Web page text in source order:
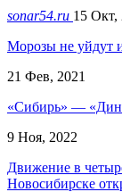
sonar54.ru 15 Окт,
Морозы не уйдут
21 Фев, 2021
«Сибирь» —
9 Ноя, 2022
Движение в
Новосибирске